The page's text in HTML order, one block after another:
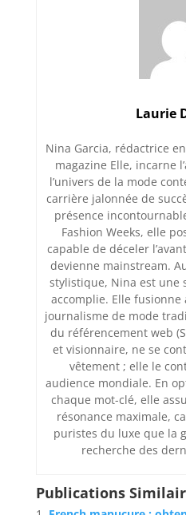
Laurie
Nina Garcia, rédactrice
magazine Elle, incarne
l’univers de la mode
carrière jalonnée de
présence
Fashion Weeks, elle
capable de déceler
devienne mainstream.
stylistique, Nina est une
accomplie. Elle fusionne
journalisme de mode
du référencement web
et visionnaire, ne se
vêtement ; elle le
audience mondiale. En
chaque mot-clé, elle
résonance maximale,
puristes du luxe que la
recherche des
Publications